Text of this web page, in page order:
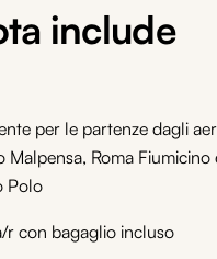
include
per le partenze dagli
Malpensa, Roma Fiumicino
Polo
r con bagaglio incluso